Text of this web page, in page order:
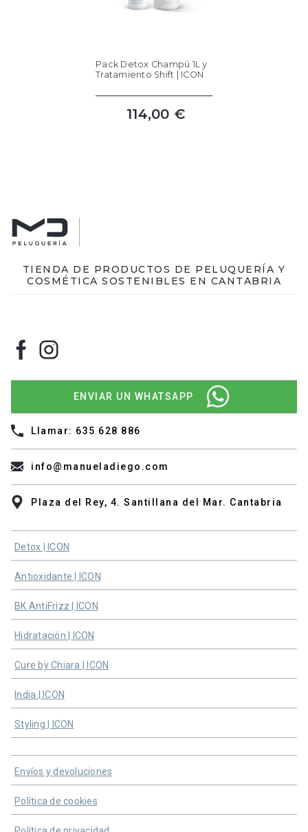
Pack Detox Champú 1L y
Tratamiento Shift | ICON
114,00 €
TIENDA DE PRODUCTOS DE PELUQUERÍA Y
COSMÉTICA SOSTENIBLES EN CANTABRIA
ENVIAR UN WHATSAPP
Llamar: 635 628 886
info@manueladiego.com
Plaza del Rey, 4. Santillana del Mar. Cantabria
Detox | ICON
Antioxidante | ICON
BK AntiFrizz | ICON
Hidratación | ICON
Cure by Chiara | ICON
India | ICON
Styling | ICON
Envíos y devoluciones
Política de cookies